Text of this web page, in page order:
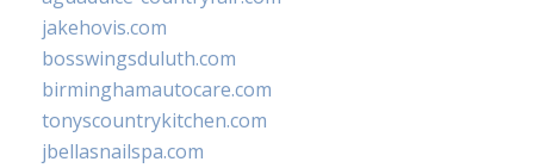
jakehovis.com
bosswingsduluth.com
birminghamautocare.com
tonyscountrykitchen.com
jbellasnailspa.com